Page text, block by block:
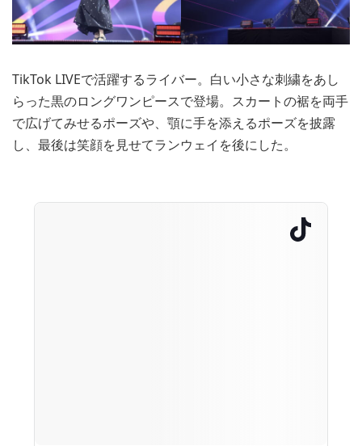
TikTok LIVEで活躍するライバー。白い小さな刺繍をあし
らった黒のロングワンピースで登場。スカートの裾を両手
で広げてみせるポーズや、顎に手を添えるポーズを披露
し、最後は笑顔を見せてランウェイを後にした。